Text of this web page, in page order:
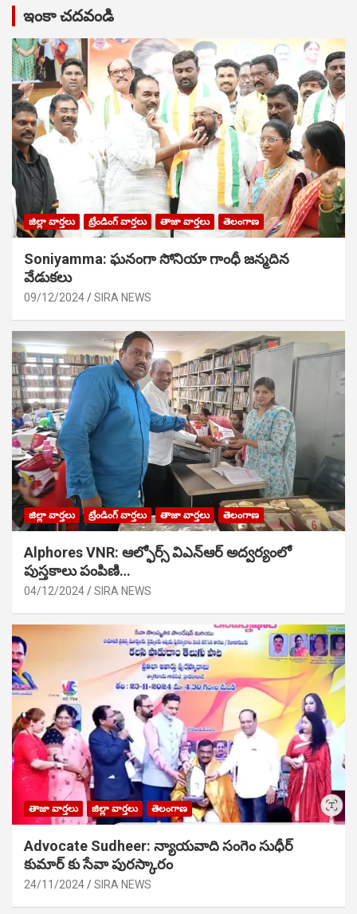
ఇంకా చదవండి
జిల్లా వార్తలు ట్రేండింగ్ వార్తలు తాజా వార్తలు తెలంగాణ
Soniyamma: ఘ‌నంగా సోనియా గాంధీ జ‌న్మ‌దిన
వేడుక‌లు
09/12/2024 SIRA NEWS
జిల్లా వార్తలు ట్రేండింగ్ వార్తలు తాజా వార్తలు తెలంగాణ
Alphores VNR: ఆల్ఫోర్స్ విఎన్ఆర్ అద్వర్యంలో
పుస్తకాలు పంపిణి…
04/12/2024 SIRA NEWS
తాజా వార్తలు జిల్లా వార్తలు తెలంగాణ
Advocate Sudheer: న్యాయవాది సంగెం సుధీర్
కుమార్ కు సేవా పురస్కారం
24/11/2024 SIRA NEWS